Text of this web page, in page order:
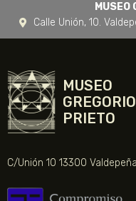
MUSEO
Calle Unión, 10.
MUSEO
GREGORIO
PRIETO
C/Unión 10 13300